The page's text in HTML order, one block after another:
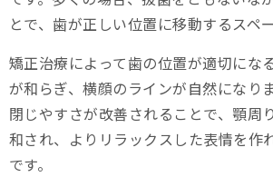
とで、歯が正しい位置に移動するスペ
矯正治療によって歯の位置が適切にな
が和らぎ、横顔のラインが自然になり
閉じやすさが改善されることで、顎周
和され、よりリラックスした表情を作
です。